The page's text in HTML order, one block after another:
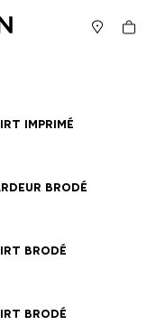
Panier
imprimé
brodé
brodé
brodé